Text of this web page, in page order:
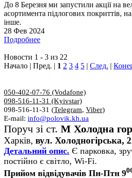
До 8 Березня ми запустили акції на
асортимента підлогових покриттів,
інше.
28 Фев 2024
Подробнее
Новости 1 - 3 из 22
Начало | Пред. | 1 2 3 4 5 | След. |
050-402-07-76 (Vodafone)
098-516-11-31 (Kyivstar)
098-516-11-31 (Telegram, Viber)
E-mail: info@polovik.kh.ua
Поруч зі ст. М Холодна
Харків, вул.
Детальний опис. Є парковка,
постійно є світло, Wi-Fi.
Прийом відвідувачів Пн-Птн 9